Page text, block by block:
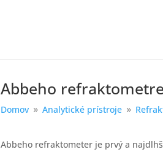
Abbeho refraktometre
Domov 9 Analytické prístroje 9
Abbeho refraktometer je prvý a